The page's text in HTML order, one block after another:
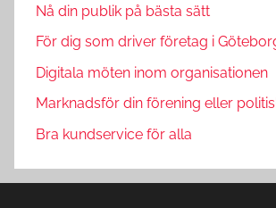
Nå din publik på bästa sätt
För dig som driver företag i
Digitala möten inom organisationen
Marknadsför din förening eller
Bra kundservice för alla